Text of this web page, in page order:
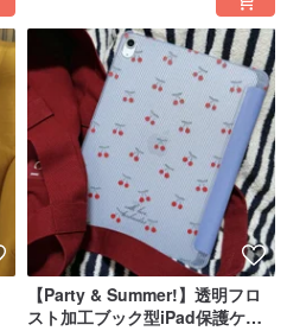
【Party & Summer!】透明フロ
スト加工ブック型iPad保護ケー